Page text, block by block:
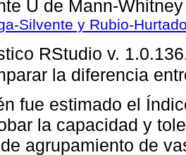
U de Mann-
Silvente y Rubio-
RStudio v.
la diferencia
fue estimado el
la capacidad y
agrupamiento de